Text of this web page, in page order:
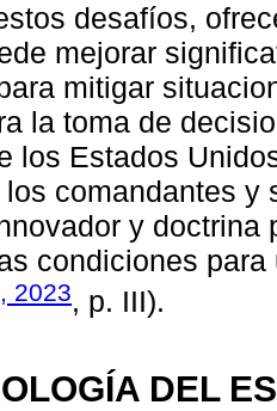
desafíos,
mejorar
mitigar
la toma de
los Estados
los comandantes y
y doctrina
condiciones
2023, p. III).
DEL